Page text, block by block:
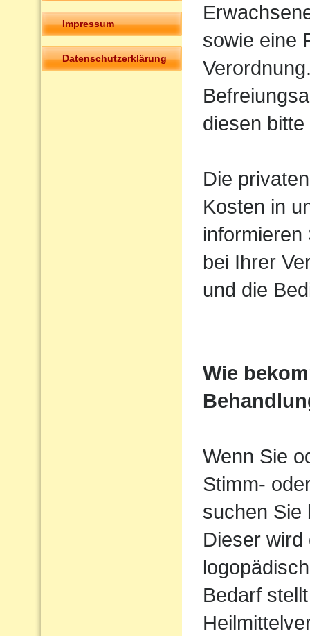
Impressum
Datenschutzerklärung
sowie eine
diesen
Die
Kosten in
informieren
bei Ihrer
und die
Wie
Wenn Sie
Stimm-
suchen Sie
Dieser
Bedarf